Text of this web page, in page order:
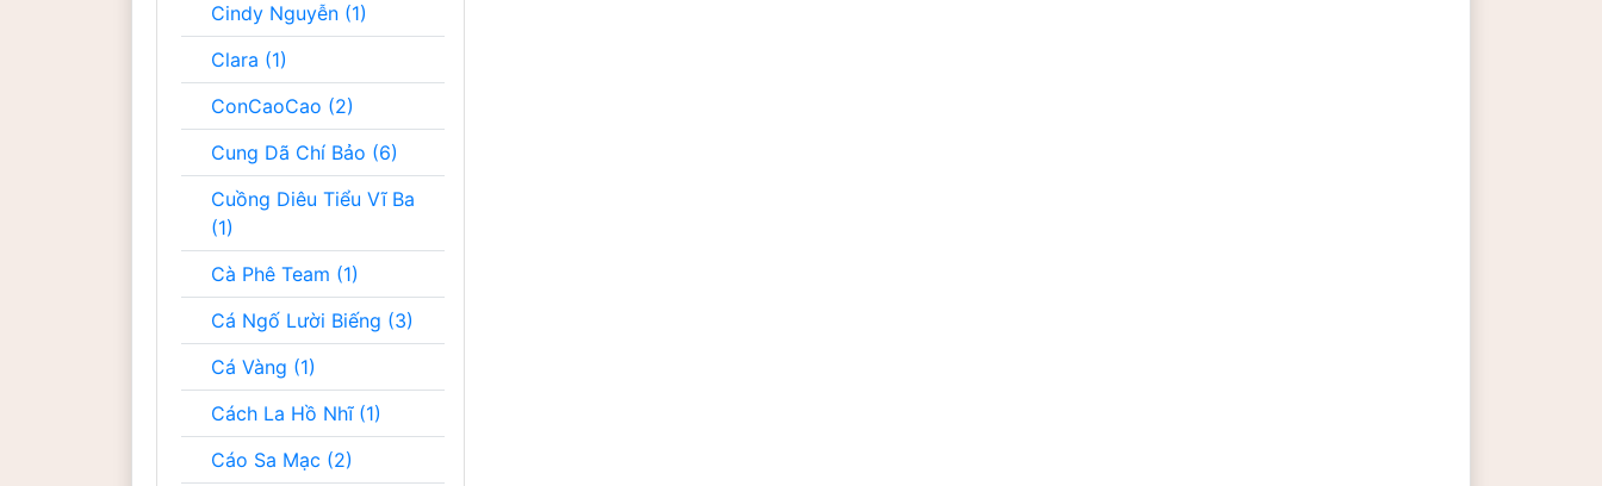
Cindy Nguyễn (1)
Clara (1)
ConCaoCao (2)
Cung Dã Chí Bảo (6)
Cuồng Diêu Tiểu Vĩ Ba
(1)
Cà Phê Team (1)
Cá Ngố Lười Biếng (3)
Cá Vàng (1)
Cách La Hồ Nhĩ (1)
Cáo Sa Mạc (2)